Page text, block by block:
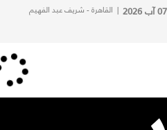
07 آب 2026 | القاهرة - شريف عبد الفهيم